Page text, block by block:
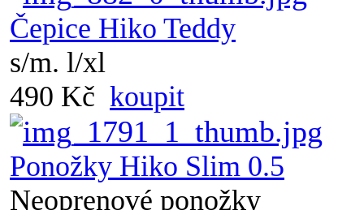
Čepice Hiko Teddy
s/m. l/xl
490 Kč koupit
Ponožky Hiko Slim 0.5
Neoprenové ponožky